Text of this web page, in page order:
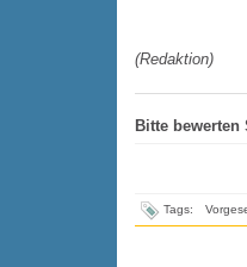
(Redaktion)
Bitte bewerten
Tags: